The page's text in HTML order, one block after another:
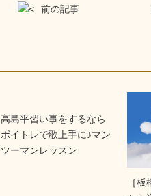
前の記事
高島平習い事をするなら
ボイトレで歌上手に♪マン
ツーマンレッスン
［